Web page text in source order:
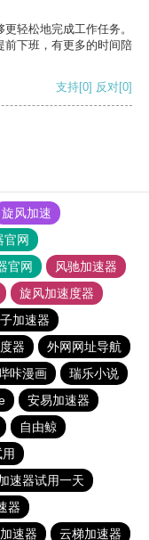
轻松地完成工作任务。
前下班，有更多的时间陪
支持[0] 反对[0]
旋风加速
官网
官网
风驰加速器
旋风加速度器
加速器
器
外网网址导航
咔漫画
瑞乐小说
安易加速器
自由鲸
速器试用一天
器
速器
云梯加速器